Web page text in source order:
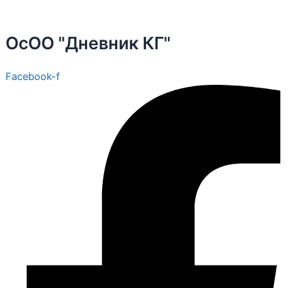
ОсОО "Дневник КГ"
Facebook-f